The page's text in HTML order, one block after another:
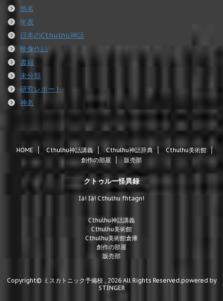
地名
年表
日本のCthulhu神話
映像作品
書籍
未分類
研究レポート
神名
HOME Cthulhu神話講義 Cthulhu神話辞典
Cthulhu美術館
創作の部屋
販売部
クトゥルー怪異録
Iä! Iä! Cthulhu fhtagn!
Cthulhu神話講義
Cthulhu美術館
Cthulhu美術館倉庫
創作の部屋
販売部
Copyright© ミスカトニック予備校 , 2026 All Rights Reserved.powered by
STINGER